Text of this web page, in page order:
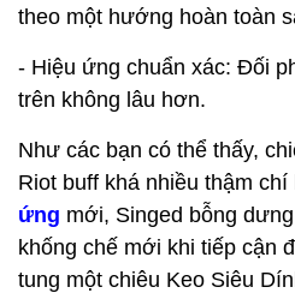
theo một hướng hoàn toàn
- Hiệu ứng chuẩn xác: Đối
trên không lâu hơn.
Như các bạn có thể thấy,
Riot buff khá nhiều thậm
ứng mới, Singed bỗng
khống chế mới khi tiếp cận
tung một chiêu Keo Siêu